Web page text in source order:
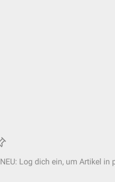
NEU: Log dich ein, um Artikel in